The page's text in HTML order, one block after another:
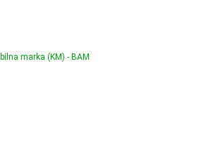
marka (KM) - BAM